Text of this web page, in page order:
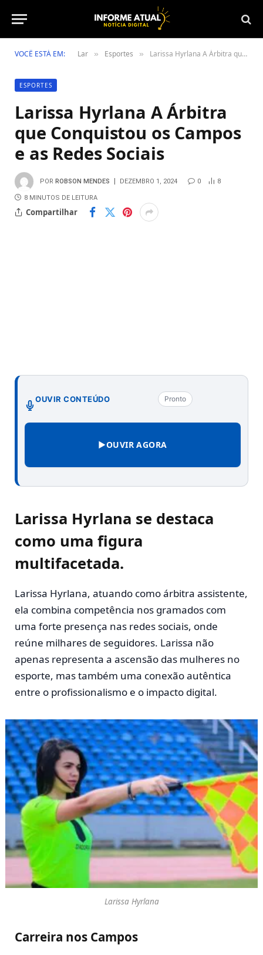
VOCÊ ESTÁ EM: Lar » Esportes » Larissa Hyrlana A Árbitra que Conquistou os Campos e as Redes Sociais
ESPORTES
Larissa Hyrlana A Árbitra
que Conquistou os Campos
e as Redes Sociais
POR ROBSON MENDES DEZEMBRO 1, 2024 0 8
8 MINUTOS DE LEITURA
Compartilhar
OUVIR CONTEÚDO Pronto
▶OUVIR AGORA
Larissa Hyrlana se destaca
como uma figura
multifacetada.
Larissa Hyrlana, atuando como árbitra assistente,
ela combina competência nos gramados com
uma forte presença nas redes sociais, onde
reúne milhares de seguidores. Larissa não
apenas representa a ascensão das mulheres no
esporte, mas também uma conexão autêntica
entre o profissionalismo e o impacto digital.
Larissa Hyrlana
Carreira nos Campos